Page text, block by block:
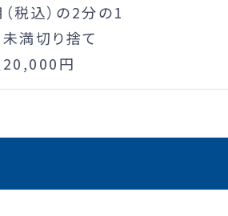
税込）の2分の1
満切り捨て
円